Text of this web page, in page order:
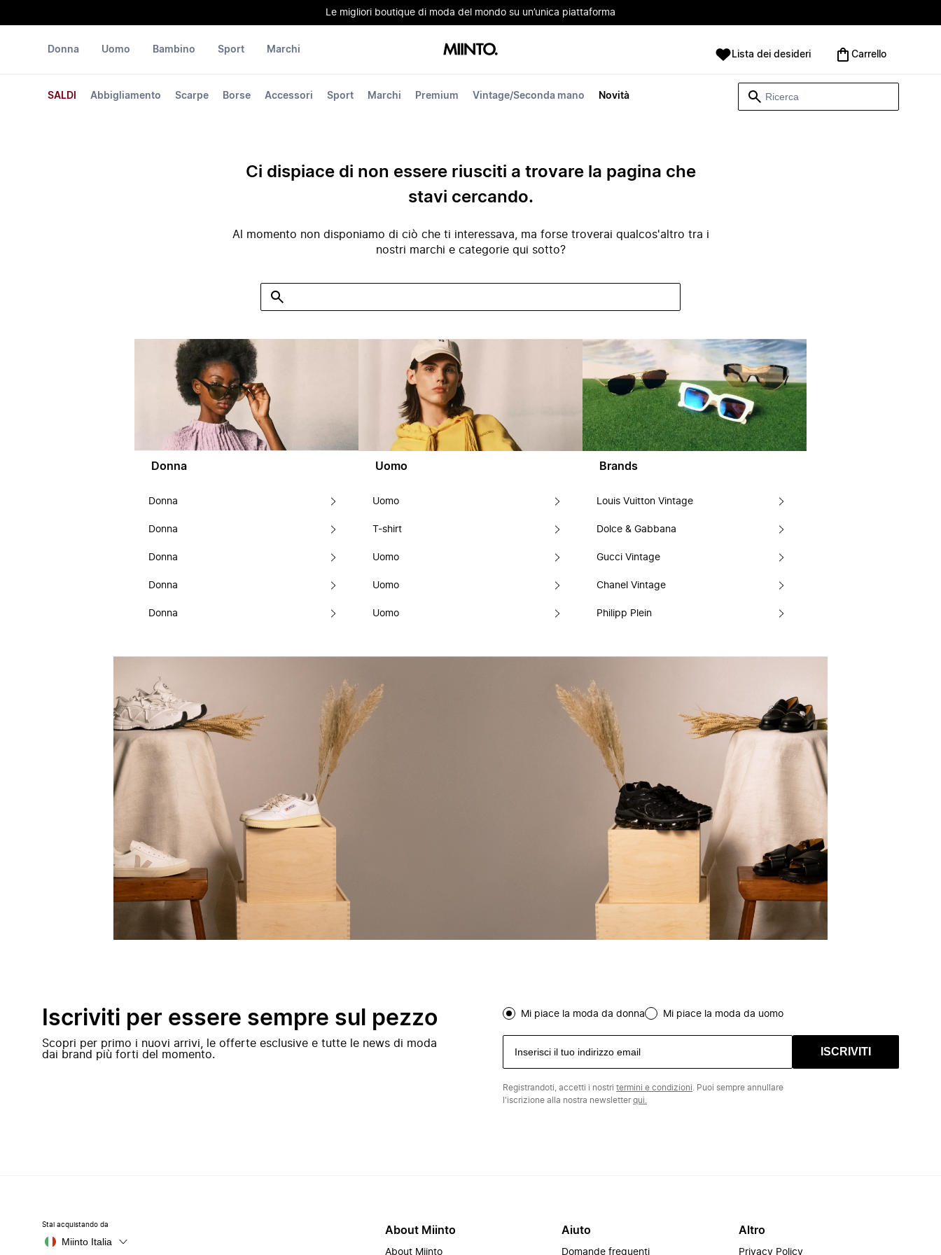
Le migliori boutique di moda del mondo su un’unica piattaforma
Donna
SALDI Abbigliamento Scarpe Borse Accessori Sport Marchi Premium Vintage/Seconda mano Novità
Uomo Bambino Sport Marchi Lista dei desideri Carrello
Ci dispiace di non essere riusciti a trovare la pagina che
stavi cercando.
Al momento non disponiamo di ciò che ti interessava, ma forse troverai qualcos'altro tra i
nostri marchi e categorie qui sotto?
Donna
Donna
Donna
Donna
Donna
Donna
Uomo
Uomo
T-shirt
Uomo
Uomo
Uomo
Brands
Louis Vuitton Vintage
Dolce & Gabbana
Gucci Vintage
Chanel Vintage
Philipp Plein
Iscriviti per essere sempre sul pezzo
Scopri per primo i nuovi arrivi, le offerte esclusive e tutte le news di moda
dai brand più forti del momento.
Mi piace la moda da donna Mi piace la moda da uomo
ISCRIVITI
Registrandoti, accetti i nostri termini e condizioni . Puoi sempre annullare
l'iscrizione alla nostra newsletterqui.
Stai acquistando da
Miinto Italia
About Miinto
About Miinto
Aiuto
Domande frequenti
Altro
Privacy Policy